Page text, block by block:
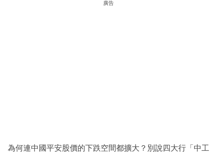
廣告
為何連中國平安股價的下跌空間都擴大？別說四大行「中工